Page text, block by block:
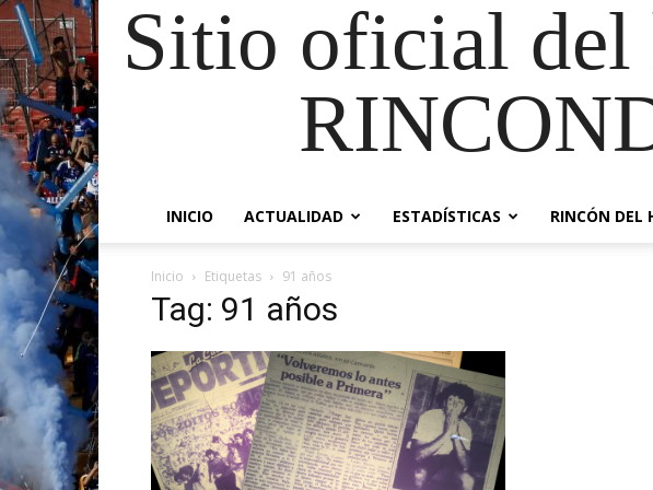
Sitio oficial del
INICIO ACTUALIDAD ESTADÍSTICAS RINCÓN DEL
Inicio Etiquetas 91 años
Tag: 91 años